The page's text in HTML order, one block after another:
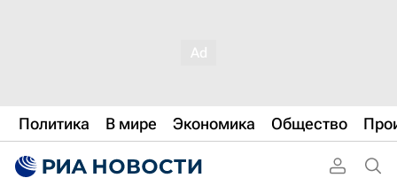
Политика В мире Экономика Общество